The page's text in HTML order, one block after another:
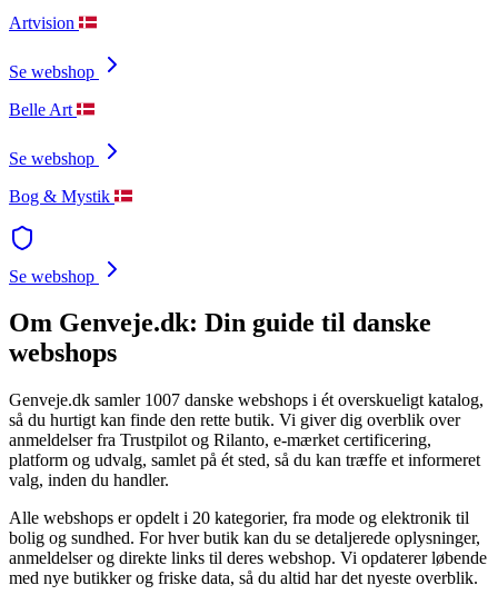
Artvision
Se webshop
Belle Art
Se webshop
Bog & Mystik
Se webshop
Om Genveje.dk: Din guide til danske
webshops
Genveje.dk samler 1007 danske webshops i ét overskueligt katalog,
så du hurtigt kan finde den rette butik. Vi giver dig overblik over
anmeldelser fra Trustpilot og Rilanto, e-mærket certificering,
platform og udvalg, samlet på ét sted, så du kan træffe et informeret
valg, inden du handler.
Alle webshops er opdelt i 20 kategorier, fra mode og elektronik til
bolig og sundhed. For hver butik kan du se detaljerede oplysninger,
anmeldelser og direkte links til deres webshop. Vi opdaterer løbende
med nye butikker og friske data, så du altid har det nyeste overblik.